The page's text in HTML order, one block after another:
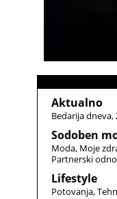
Aktualno
Bedarija dneva
Sodoben
Moda Moje
Partnerski
Lifestyle
Potovanja